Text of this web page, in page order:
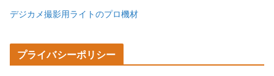
デジカメ撮影用ライトのプロ機材
プライバシーポリシー